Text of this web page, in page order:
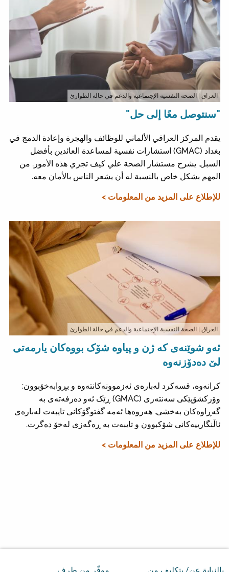
العراق | الصحة النفسية الإجتماعية والدعم في حالة الطوارئ
"سنتوصل معًا إلى حل"
يقدم المركز العراقي الألماني للوظائف والهجرة وإعادة الدمج في
بغداد (GMAC) استشارات نفسية لمساعدة العائدين بأفضل
السبل. يشرح مستشار الصحة علي كيف تجري هذه الأمور. من
المهم بشكل خاص بالنسبة له أن يشعر الناس بالأمان معه.
للإطلاع على المزيد من المعلومات >
العراق | الصحة النفسية الإجتماعية والدعم في حالة الطوارئ
ئەو شوێنەی کە ژن و پیاوە شۆک بووەکان یارمەتی
لێ دەدۆزنەوە
کرانەوە، قسەکرد لەبارەی ئەزموونەکانتەوە و بڕوابەخۆبوون:
وۆرکشۆپێکی سەنتەری (GMAC) ڕێک ئەو دەرفەتەی بە
گەڕاوەکان بەخشی. هەروەها ئەمە گفتوگۆکانی تایبەت لەبارەی
ئاڵنگارییەکانی شۆکبوون و تایبەت بە ڕەگەزی لەخۆ دەگرت.
للإطلاع على المزيد من المعلومات >